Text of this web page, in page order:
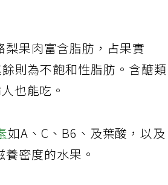
果肉富含脂肪，占果實
則為不飽和性脂肪。含醣
也能吃。
如A、C、B6、及葉酸，以及
密度的水果。